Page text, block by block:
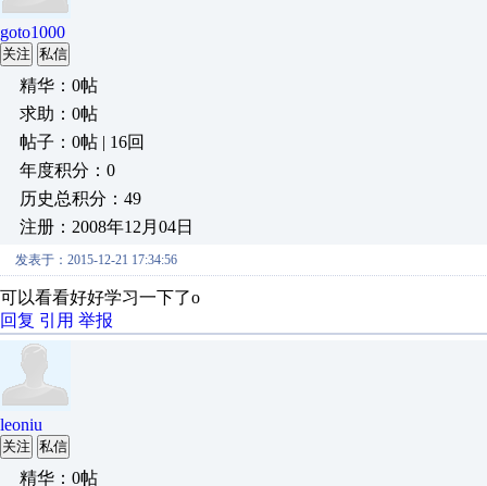
goto1000
关注 私信
精华：0帖
求助：0帖
帖子：0帖 | 16回
年度积分：0
历史总积分：49
注册：2008年12月04日
发表于：2015-12-21 17:34:56
可以看看好好学习一下了o
回复 引用 举报
leoniu
关注 私信
精华：0帖